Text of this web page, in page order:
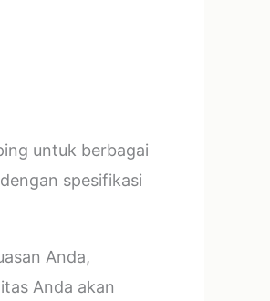
untuk berbagai
spesifikasi
Anda,
Anda akan